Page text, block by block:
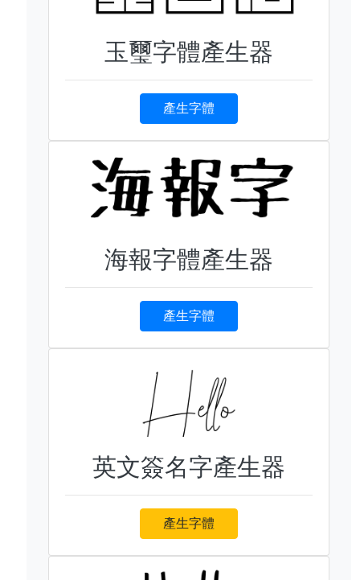
玉璽字體產生器
產生字體
海報字體產生器
產生字體
英文簽名字產生器
產生字體